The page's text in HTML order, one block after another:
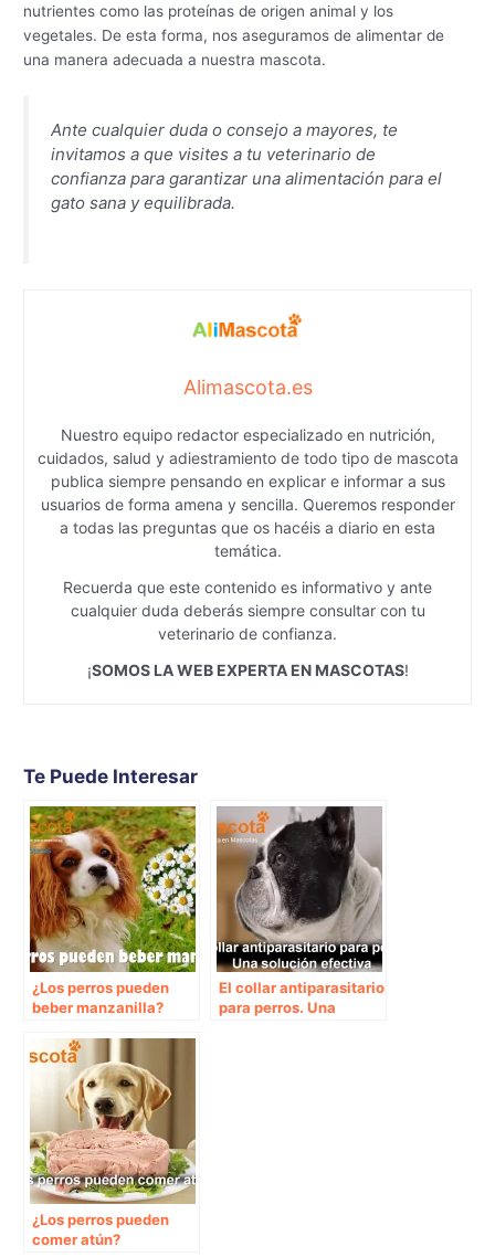
nutrientes como las proteínas de origen animal y los
vegetales. De esta forma, nos aseguramos de alimentar de
una manera adecuada a nuestra mascota.
Ante cualquier duda o consejo a mayores, te
invitamos a que visites a tu veterinario de
confianza para garantizar una alimentación para el
gato sana y equilibrada.
Alimascota.es
Nuestro equipo redactor especializado en nutrición,
cuidados, salud y adiestramiento de todo tipo de mascota
publica siempre pensando en explicar e informar a sus
usuarios de forma amena y sencilla. Queremos responder
a todas las preguntas que os hacéis a diario en esta
temática.
Recuerda que este contenido es informativo y ante
cualquier duda deberás siempre consultar con tu
veterinario de confianza.
¡SOMOS LA WEB EXPERTA EN MASCOTAS!
Te Puede Interesar
¿Los perros pueden
beber manzanilla?
El collar antiparasitario
para perros. Una
¿Los perros pueden
comer atún?